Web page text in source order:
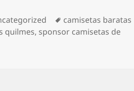
Etiquetas
camisetas baratas
quilmes, sponsor camisetas de